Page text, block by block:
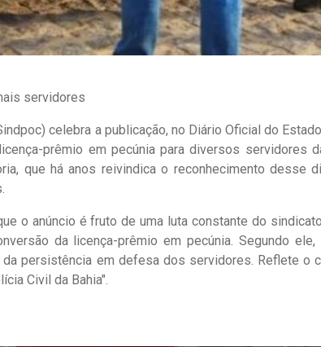
servidores
celebra a publicação, no Diário Oficial do
prêmio em pecúnia para diversos servidores
que há anos reivindica o reconhecimento desse
o anúncio é fruto de uma luta constante do
da licença-prêmio em pecúnia. Segundo
persistência em defesa dos servidores. Reflete o
Civil da Bahia".